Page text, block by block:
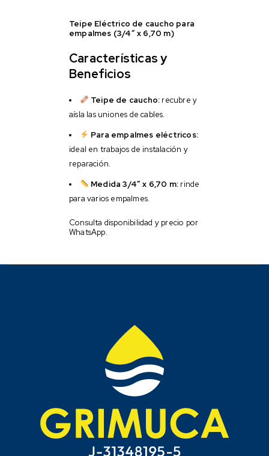
Teipe Eléctrico de caucho para
empalmes (3/4″ x 6,70 m)
Características y
Beneficios
Teipe de caucho: recubre y
aísla las uniones de cables.
Para empalmes eléctricos:
ideal en trabajos de instalación y
reparación.
Medida 3/4″ x 6,70 m: rinde
para varios empalmes.
Consulta disponibilidad y precio por
WhatsApp.